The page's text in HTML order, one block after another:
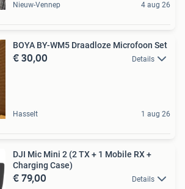
Nieuw-Vennep 4 aug 26
BOYA BY-WM5 Draadloze Microfoon Set
€ 30,00 Details
Hasselt 1 aug 26
DJI Mic Mini 2 (2 TX + 1 Mobile RX +
Charging Case)
€ 79,00 Details